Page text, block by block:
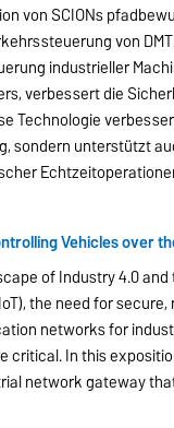
von SCIONs
von
industrieller
verbessert die
Technologie
sondern unterstützt
Vehicles over
of Industry 4.0
the need for
networks for
critical. In this
network gateway